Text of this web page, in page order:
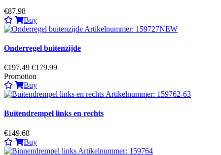
€87.98
Buy
Onderregel buitenzijde
€197.49 €179.99
Promotion
Buy
Buitendrempel links en rechts
€149.68
Buy